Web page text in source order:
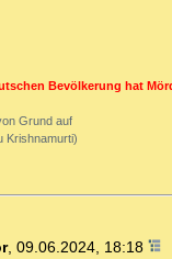
Bevölkerung hat
Grund auf
Krishnamurti)
, 09.06.2024, 18:18